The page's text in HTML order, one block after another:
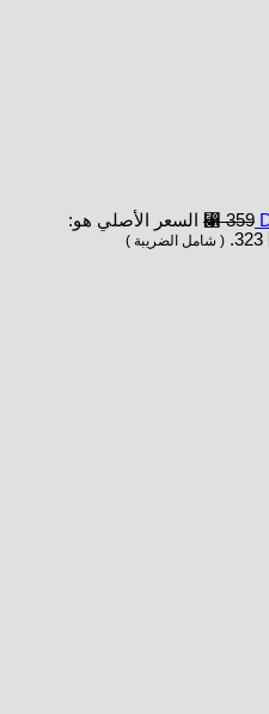
⃁359
السعر الأصلي هو:
( شامل الضريبة )